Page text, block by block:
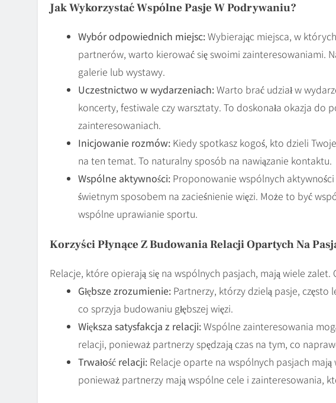
Jak Wykorzystać Wspólne Pasje W Podrywaniu?
Wybór odpowiednich miejsc:Wybierając miejsca, w
partnerów, warto kierować się swoimi zainteresowaniami.
galerie lub wystawy.
Uczestnictwo w wydarzeniach:Warto brać udział w
koncerty, festiwale czy warsztaty. To doskonała okazja do
zainteresowaniach.
Inicjowanie rozmów: Kiedy spotkasz kogoś, kto dzieli
na ten temat. To naturalny sposób na nawiązanie kontaktu.
Wspólne aktywności: Proponowanie wspólnych
świetnym sposobem na zacieśnienie więzi. Może to być
wspólne uprawianie sportu.
Korzyści Płynące Z Budowania Relacji Opartych Na
Relacje, które opierają się na wspólnych pasjach, mają wiele
Głębsze zrozumienie: Partnerzy, którzy dzielą pasje,
co sprzyja budowaniu głębszej więzi.
Większa satysfakcja z relacji:Wspólne zainteresowania
relacji, ponieważ partnerzy spędzają czas na tym, co
Trwałość relacji: Relacje oparte na wspólnych pasjach mają
ponieważ partnerzy mają wspólne cele i zainteresowania,